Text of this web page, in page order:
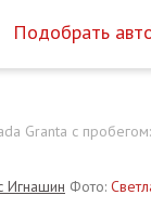
Подобрать
Granta с
Игнашин Фото: